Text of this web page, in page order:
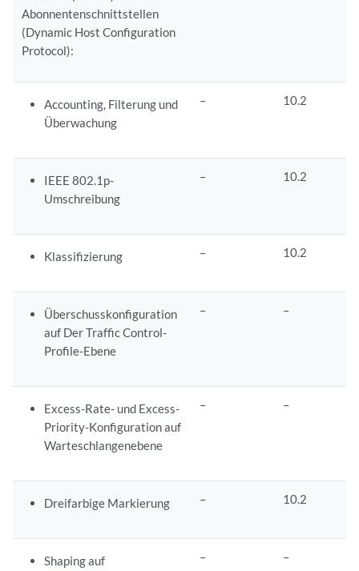
Abonnentenschnittstellen
(Dynamic Host Configuration
Protocol):
Accounting, Filterung und
Überwachung
– 10.2
IEEE 802.1p-
Umschreibung
– 10.2
Klassifizierung – 10.2
Überschusskonfiguration
auf Der Traffic Control-
Profile-Ebene
– –
Excess-Rate- und Excess-
Priority-Konfiguration auf
Warteschlangenebene
– –
Dreifarbige Markierung – 10.2
Shaping auf
– –